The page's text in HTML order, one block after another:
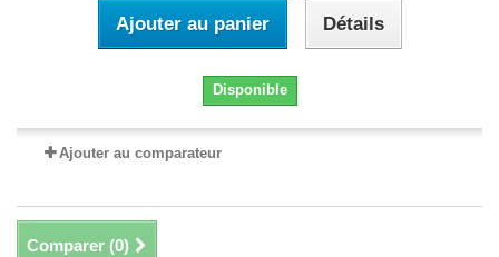
Ajouter au panier Détails
Disponible
Ajouter au comparateur
Comparer (0)